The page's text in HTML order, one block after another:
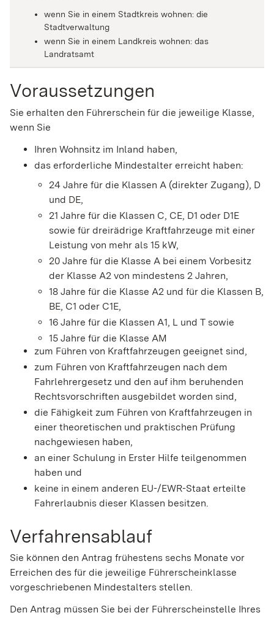
wenn Sie in einem Stadtkreis wohnen: die
Stadtverwaltung
wenn Sie in einem Landkreis wohnen: das
Landratsamt
Voraussetzungen
Sie erhalten den Führerschein für die jeweilige Klasse,
wenn Sie
Ihren Wohnsitz im Inland haben,
das erforderliche Mindestalter erreicht haben:
24 Jahre für die Klassen A (direkter Zugang), D
und DE,
21 Jahre für die Klassen C, CE, D1 oder D1E
sowie für dreirädrige Kraftfahrzeuge mit einer
Leistung von mehr als 15 kW,
20 Jahre für die Klasse A bei einem Vorbesitz
der Klasse A2 von mindestens 2 Jahren,
18 Jahre für die Klasse A2 und für die Klassen B,
BE, C1 oder C1E,
16 Jahre für die Klassen A1, L und T sowie
15 Jahre für die Klasse AM
zum Führen von Kraftfahrzeugen geeignet sind,
zum Führen von Kraftfahrzeugen nach dem
Fahrlehrergesetz und den auf ihm beruhenden
Rechtsvorschriften ausgebildet worden sind,
die Fähigkeit zum Führen von Kraftfahrzeugen in
einer theoretischen und praktischen Prüfung
nachgewiesen haben,
an einer Schulung in Erster Hilfe teilgenommen
haben und
keine in einem anderen EU-/EWR-Staat erteilte
Fahrerlaubnis dieser Klassen besitzen.
Verfahrensablauf
Sie können den Antrag frühestens sechs Monate vor
Erreichen des für die jeweilige Führerscheinklasse
vorgeschriebenen Mindestalters stellen.
Den Antrag müssen Sie bei der Führerscheinstelle Ihres